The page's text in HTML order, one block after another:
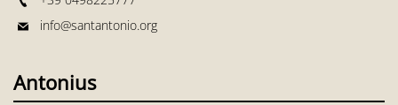
info@santantonio.org
Antonius